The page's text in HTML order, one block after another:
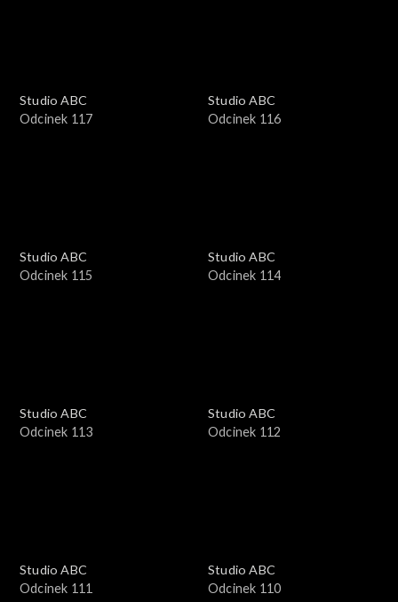
Studio ABC
Odcinek 117
Studio ABC
Odcinek 116
Studio ABC
Odcinek 115
Studio ABC
Odcinek 114
Studio ABC
Odcinek 113
Studio ABC
Odcinek 112
Studio ABC
Odcinek 111
Studio ABC
Odcinek 110